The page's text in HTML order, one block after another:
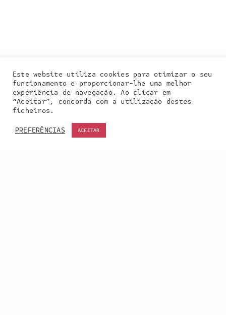
Este website utiliza cookies para otimizar o seu
funcionamento e proporcionar-lhe uma melhor
experiência de navegação. Ao clicar em
“Aceitar”, concorda com a utilização destes
ficheiros.
PREFERÊNCIAS
ACEITAR
Our site uses cookies. Learn more about our use of
cookies:cookie policy
ACCEPT